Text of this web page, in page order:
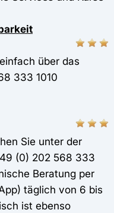
über das
333 1010
Sie unter der
(0) 202 568 333
Beratung per
täglich von 6 bis
ist ebenso